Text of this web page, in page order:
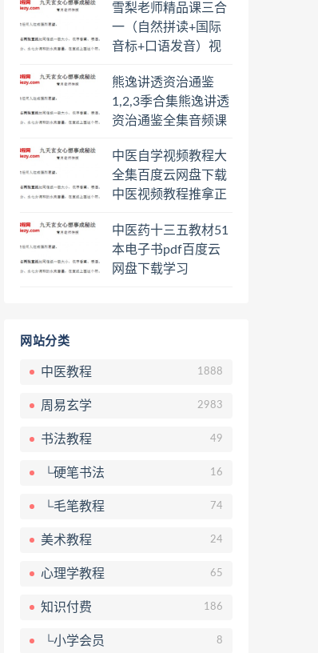
盘下载学习
雪梨老师精品课三合
一（自然拼读+国际
音标+口语发音）视
载学习
熊逸讲透资治通鉴
1,2,3季合集熊逸讲透
资治通鉴全集音频课
一二三辑合集百度云
网盘下载学习
中医自学视频教程大
全集百度云网盘下载
中医视频教程推拿正
经络脉诊面诊舌诊手
诊私密终身会员百度
网盘共享群
中医药十三五教材51
本电子书pdf百度云
网盘下载学习
网站分类
中医教程 1888
周易玄学 2983
书法教程 49
└硬笔书法 16
└毛笔教程 74
美术教程 24
心理学教程 65
知识付费 186
└小学会员 8